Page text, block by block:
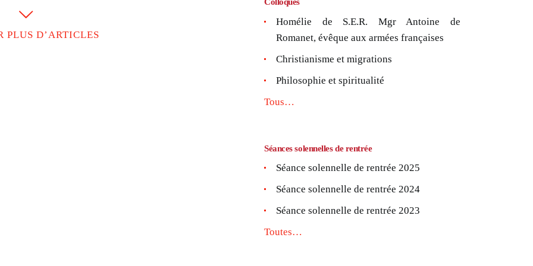
PLUS D’ARTICLES
Homélie de S.E.R. Mgr Antoine de
Romanet, évêque aux armées françaises
Christianisme et migrations
Philosophie et spiritualité
Tous…
Séances solennelles de rentrée
Séance solennelle de rentrée 2025
Séance solennelle de rentrée 2024
Séance solennelle de rentrée 2023
Toutes…